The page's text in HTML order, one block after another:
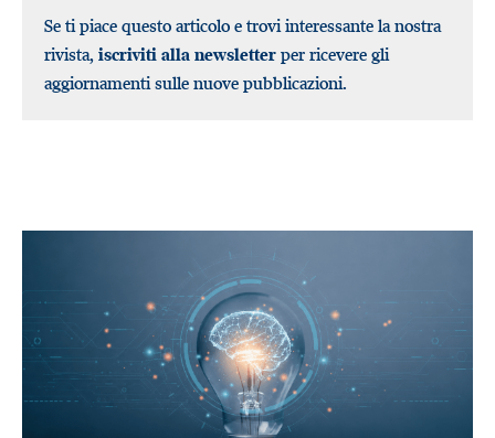
Se ti piace questo articolo e trovi interessante la nostra
rivista, iscriviti alla newsletter per ricevere gli
aggiornamenti sulle nuove pubblicazioni.